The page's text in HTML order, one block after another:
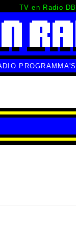
TV en Radio DB
PROGRAMMA'S